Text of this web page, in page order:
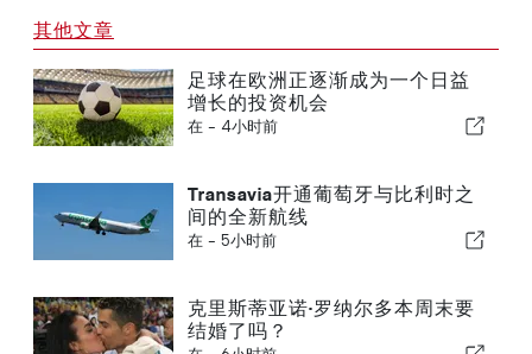
其他文章
足球在欧洲正逐渐成为一个日益
增长的投资机会
在 - 4小时前
Transavia开通葡萄牙与比利时之
间的全新航线
在 - 5小时前
克里斯蒂亚诺·罗纳尔多本周末要
结婚了吗？